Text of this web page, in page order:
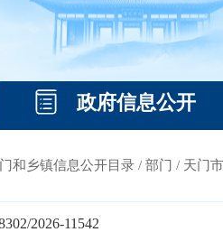
政府信息公开
和乡镇信息公开目录 / 部门 / 天门
2026-11542